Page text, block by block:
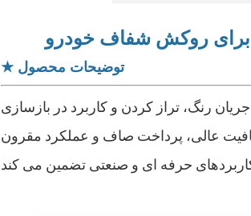
برایروکش شفاف خودرو
★ توضیحات محصول
رنگ، تراز کردن و کاربرد در بازسازی
بالا و ترکیب ۱۰۰٪ پایه حلال، شفافیت عالی، پرداخت صاف و عملکرد مقرون